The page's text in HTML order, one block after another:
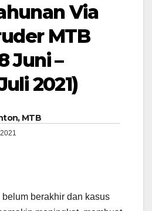
Via
MTB
Juni –
2021)
MTB
berakhir dan kasus